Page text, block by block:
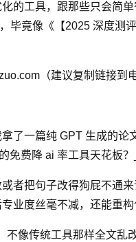
的工具，跟那些只会简
毕竟像《【2025 深度测
（建议复制链接到
了一篇纯 GPT 生成的
免费降 ai 率工具天花板
者把句子改得狗屁不通
业度丝毫不减，还能重构
不像传统工具那样全文